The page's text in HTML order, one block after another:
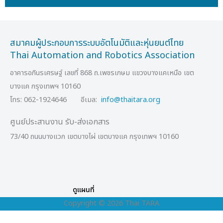
สมาคมผู้ประกอบการระบบอัตโนมัติและหุ่นยนต์ไทย
Thai Automation and Robotics Association
อาคารอภินรเศรษฐ์ เลขที่ 868 ถ.เพชรเกษม แขวงบางแคเหนือ เขต
บางแค กรุงเทพฯ 10160
โทร: 062-1924646 อีเมล: info@thaitara.org
ศูนย์ประสานงาน รับ-ส่งเอกสาร
73/40 ถนนบางแวก เขตบางไผ่ เขตบางแค กรุงเทพฯ 10160
ดูแผนที่
Copyright © 2026 Thai TARA